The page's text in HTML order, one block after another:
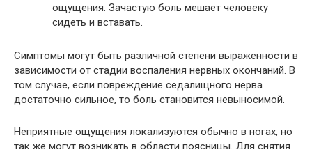
ощущения. Зачастую боль мешает человеку
сидеть и вставать.
Симптомы могут быть различной степени выраженности в
зависимости от стадии воспаления нервных окончаний. В
том случае, если повреждение седалищного нерва
достаточно сильное, то боль становится невыносимой.
Неприятные ощущения локализуются обычно в ногах, но
так же могут возникать в области поясницы. Для снятия